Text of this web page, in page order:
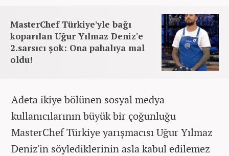
MasterChef Türkiye'yle bağı
koparılan Uğur Yılmaz Deniz'e
2.sarsıcı şok: Ona pahalıya mal
oldu!
Adeta ikiye bölünen sosyal medya
kullanıcılarının büyük bir çoğunluğu
MasterChef Türkiye yarışmacısı Uğur Yılmaz
Deniz'in söylediklerinin asla kabul edilemez